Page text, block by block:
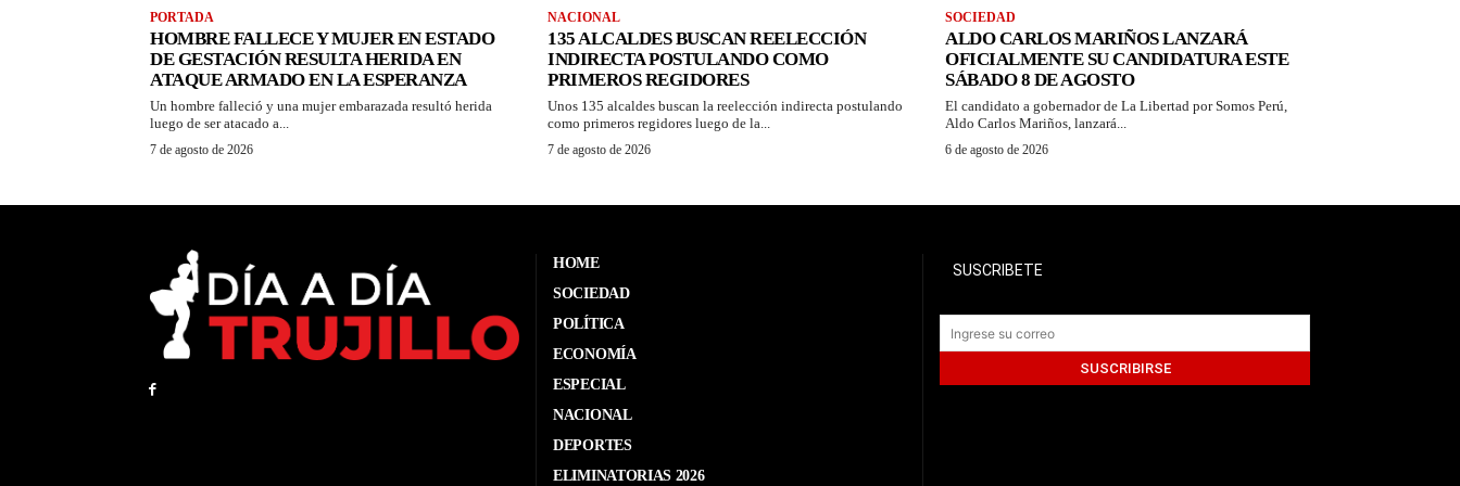
PORTADA
HOMBRE FALLECE Y MUJER EN ESTADO
DE GESTACIÓN RESULTA HERIDA EN
ATAQUE ARMADO EN LA ESPERANZA
Un hombre falleció y una mujer embarazada resultó herida
luego de ser atacado a...
7 de agosto de 2026
NACIONAL
135 ALCALDES BUSCAN REELECCIÓN
INDIRECTA POSTULANDO COMO
PRIMEROS REGIDORES
Unos 135 alcaldes buscan la reelección indirecta postulando
como primeros regidores luego de la...
7 de agosto de 2026
SOCIEDAD
ALDO CARLOS MARIÑOS LANZARÁ
OFICIALMENTE SU CANDIDATURA ESTE
SÁBADO 8 DE AGOSTO
El candidato a gobernador de La Libertad por Somos Perú,
Aldo Carlos Mariños, lanzará...
6 de agosto de 2026
HOME
SOCIEDAD
POLÍTICA
ECONOMÍA
ESPECIAL
NACIONAL
DEPORTES
ELIMINATORIAS 2026
SUSCRIBETE